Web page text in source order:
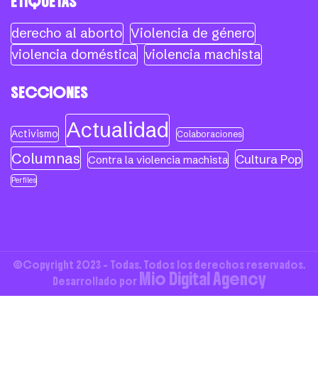
derecho al aborto Violencia de género
violencia doméstica violencia machista
SECCIONES
Activismo Actualidad Colaboraciones
Columnas Contra la violencia machista Cultura Pop
Perfiles
©Copyright 2023 - Todas. Todos los derechos reservados.
Desarrollado por Mio Digital Agency